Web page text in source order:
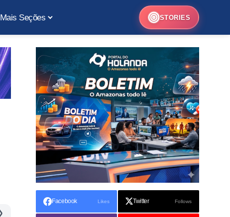
Mais Seções STORIES
Facebook Likes Twitter Follows